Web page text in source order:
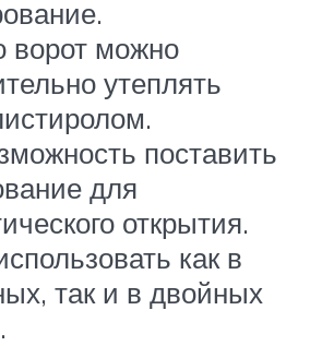
ворот можно
утеплять
поставить
для
открытия.
как в
так и в двойных